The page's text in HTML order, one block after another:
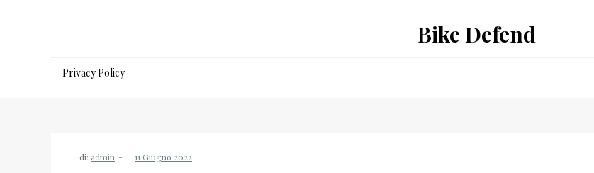
Bike Defend
Privacy Policy
di: admin